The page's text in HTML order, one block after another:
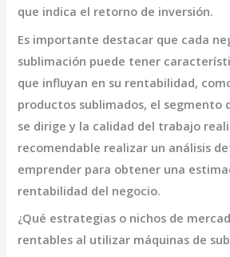
que indica el retorno de inversión.
Es importante destacar que cada
sublimación puede tener
que influyan en su rentabilidad,
productos sublimados, el segmento
se dirige y la calidad del trabajo
recomendable realizar un análisis
emprender para obtener una
rentabilidad del negocio.
¿Qué estrategias o nichos de
rentables al utilizar máquinas de